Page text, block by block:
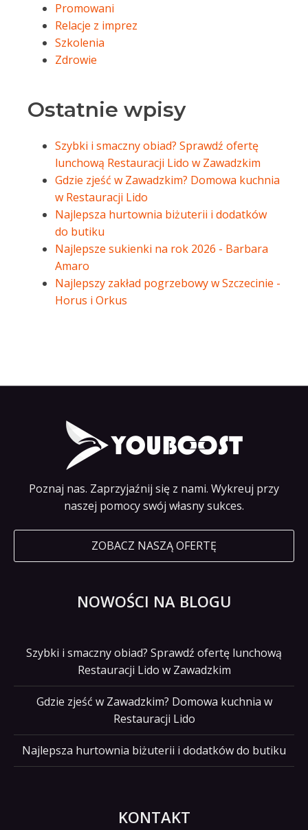
Promowani
Relacje z imprez
Szkolenia
Zdrowie
Ostatnie wpisy
Szybki i smaczny obiad? Sprawdź ofertę
lunchową Restauracji Lido w Zawadzkim
Gdzie zjeść w Zawadzkim? Domowa kuchnia
w Restauracji Lido
Najlepsza hurtownia biżuterii i dodatków
do butiku
Najlepsze sukienki na rok 2026 - Barbara
Amaro
Najlepszy zakład pogrzebowy w Szczecinie -
Horus i Orkus
Poznaj nas. Zaprzyjaźnij się z nami. Wykreuj przy
naszej pomocy swój własny sukces.
ZOBACZ NASZĄ OFERTĘ
NOWOŚCI NA BLOGU
Szybki i smaczny obiad? Sprawdź ofertę lunchową
Restauracji Lido w Zawadzkim
Gdzie zjeść w Zawadzkim? Domowa kuchnia w
Restauracji Lido
Najlepsza hurtownia biżuterii i dodatków do butiku
KONTAKT